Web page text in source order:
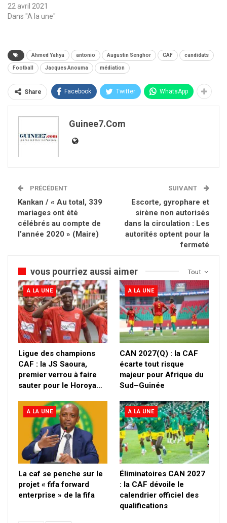
22 avril 2021
Dans "A la une"
Ahmed Yahya antonio Augustin Senghor CAF candidats
Football Jacques Anouma médiation
Share Facebook Twitter WhatsApp
Guinee7.com
PRÉCÉDENT
Kankan / « Au total, 339
mariages ont été
célébrés au compte de
l’année 2020 » (Maire)
SUIVANT
Escorte, gyrophare et
sirène non autorisés
dans la circulation : Les
autorités optent pour la
fermeté
Tout
vous pourriez aussi aimer
A LA UNE
Ligue des champions
CAF : la JS Saoura,
premier verrou à faire
sauter pour le Horoya…
A LA UNE
CAN 2027(Q) : la CAF
écarte tout risque
majeur pour Afrique du
Sud–Guinée
A LA UNE
La caf se penche sur le
projet « fifa forward
enterprise » de la fifa
A LA UNE
Éliminatoires CAN 2027
: la CAF dévoile le
calendrier officiel des
qualifications